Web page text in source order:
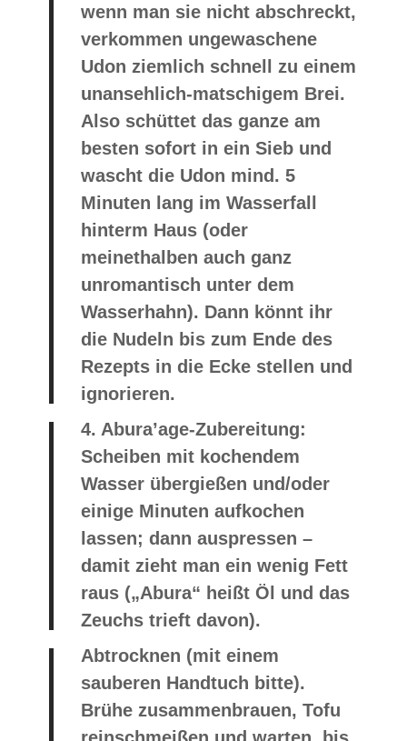
wenn man sie nicht abschreckt,
verkommen ungewaschene
Udon ziemlich schnell zu einem
unansehlich-matschigem Brei.
Also schüttet das ganze am
besten sofort in ein Sieb und
wascht die Udon mind. 5
Minuten lang im Wasserfall
hinterm Haus (oder
meinethalben auch ganz
unromantisch unter dem
Wasserhahn). Dann könnt ihr
die Nudeln bis zum Ende des
Rezepts in die Ecke stellen und
ignorieren.
4. Abura’age-Zubereitung:
Scheiben mit kochendem
Wasser übergießen und/oder
einige Minuten aufkochen
lassen; dann auspressen –
damit zieht man ein wenig Fett
raus („Abura“ heißt Öl und das
Zeuchs trieft davon).
Abtrocknen (mit einem
sauberen Handtuch bitte).
Brühe zusammenbrauen, Tofu